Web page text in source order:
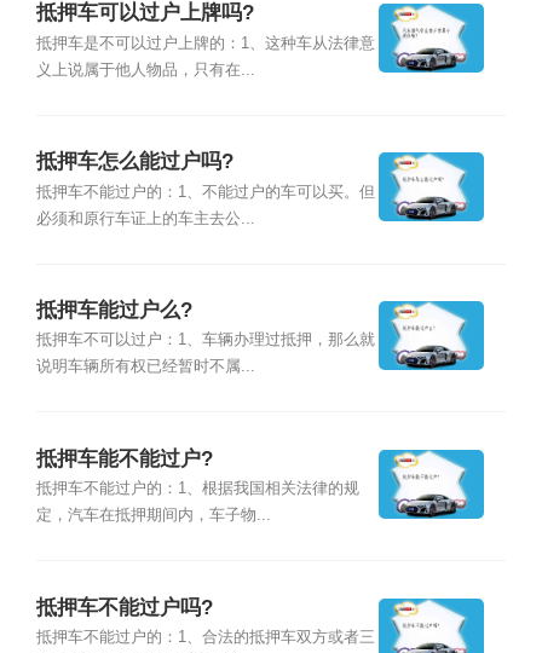
抵押车可以过户上牌吗?
抵押车是不可以过户上牌的：1、这种车从法律意
义上说属于他人物品，只有在...
抵押车怎么能过户吗?
抵押车不能过户的：1、不能过户的车可以买。但
必须和原行车证上的车主去公...
抵押车能过户么?
抵押车不可以过户：1、车辆办理过抵押，那么就
说明车辆所有权已经暂时不属...
抵押车能不能过户?
抵押车不能过户的：1、根据我国相关法律的规
定，汽车在抵押期间内，车子物...
抵押车不能过户吗?
抵押车不能过户的：1、合法的抵押车双方或者三